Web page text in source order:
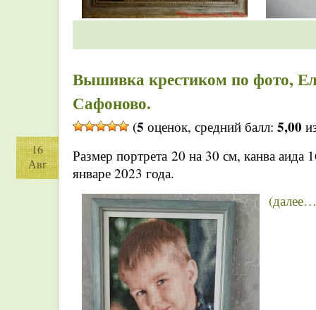
Вышивка крестиком по фото,
Сафоново.
(5 оценок, средний балл: 5,00
16
Авг
Размер портрета 20 на 30 см, канва аида
январе 2023 года.